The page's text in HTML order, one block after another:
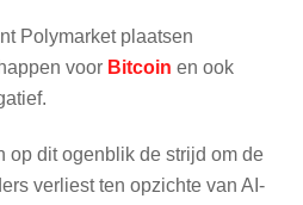
Polymarket plaatsen
voor Bitcoin en ook
op dit ogenblik de strijd om de
verliest ten opzichte van AI-